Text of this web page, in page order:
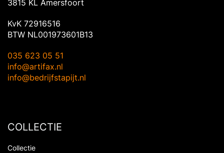
3815 KL Amersfoort
KvK 72916516
BTW NL001973601B13
035 623 05 51
info@artifax.nl
info@bedrijfstapijt.nl
COLLECTIE
Collectie